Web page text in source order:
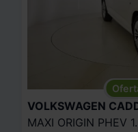
VOLKSWAGEN